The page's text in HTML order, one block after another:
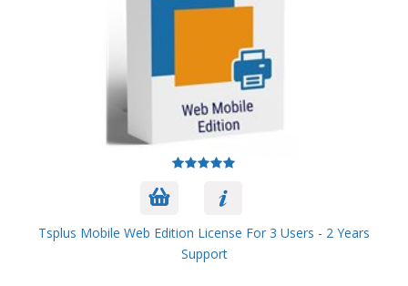
Tsplus Mobile Web Edition License For 3 Users - 2 Years
Support